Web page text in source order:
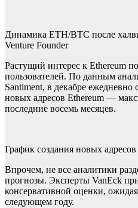
Динамика ETH/BTC после
Venture Founder
Растущий интерес к Ethereum
пользователей. По данным
Santiment, в декабре ежедневно
новых адресов Ethereum —
последние восемь месяцев.
График создания новых
Впрочем, не все аналитики
прогнозы. Эксперты VanEck
консервативной оценки,
следующем году.